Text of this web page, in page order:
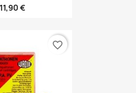
11,90 €
favorite_border